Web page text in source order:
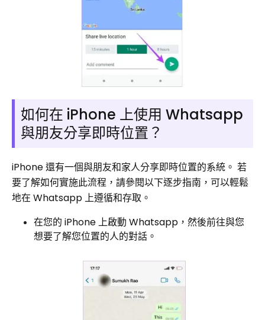
如何在 iPhone 上使用 Whatsapp
與朋友分享即時位置？
iPhone 還有一個與朋友和家人分享即時位置的系統。 若
要了解如何實施此流程，請參閱以下逐步指南，可以輕鬆
地在 Whatsapp 上遵循和存取。
在您的 iPhone 上啟動 Whatsapp，然後前往與您
想要了解您位置的人的對話。